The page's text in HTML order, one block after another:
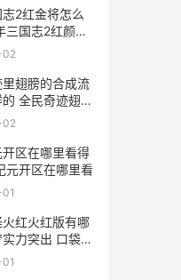
2红金将怎么
三国志2红颜图
02
翅膀的合成流
全民奇迹翅膀
02
区在哪里看得
元开区在哪里看
红火红版有哪
力突出 口袋妖
队仓库密码